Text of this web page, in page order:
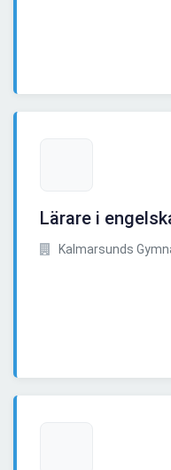
Lärare i
Kalmarsunds